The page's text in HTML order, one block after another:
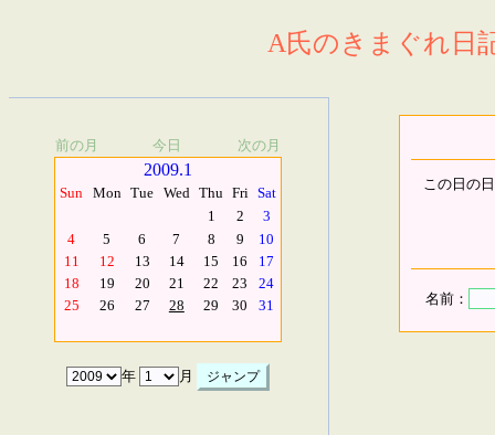
A氏のきまぐれ日
前の月 今日 次の月
2009.1
Sun Mon Tue Wed Thu Fri Sat
1
2
3
4
5 6 7 8 9
10
11
12 13 14 15 16
17
18
19 20 21 22 23
24
25
26 27 28 29 30 31
年 月
この日の
名前：